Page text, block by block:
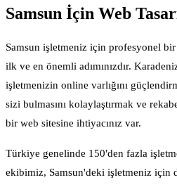
Samsun İçin Web
Samsun işletmeniz için profesyonel
ilk ve en önemli adımınızdır.
işletmenizin online varlığını
sizi bulmasını kolaylaştırmak ve
bir web sitesine ihtiyacınız var.
Türkiye genelinde 150'den fazla
ekibimiz, Samsun'deki işletmeniz için